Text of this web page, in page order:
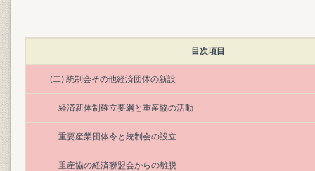
目次項目
(二) 統制会その他経済団体の新設
経済新体制確立要綱と重産協の活動
重要産業団体令と統制会の設立
重産協の経済聯盟会からの離脱